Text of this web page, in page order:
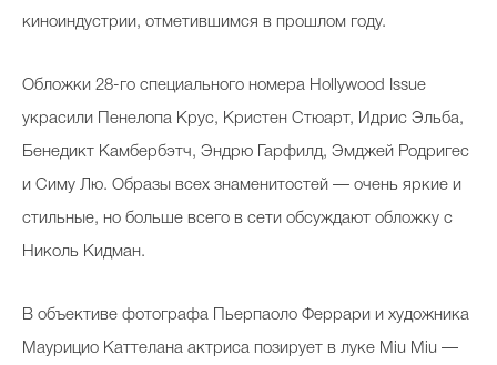
киноиндустрии, отметившимся в прошлом году.
Обложки 28-го специального номера Hollywood Issue
украсили Пенелопа Крус, Кристен Стюарт, Идрис Эльба,
Бенедикт Камбербэтч, Эндрю Гарфилд, Эмджей Родригес
и Симу Лю. Образы всех знаменитостей — очень яркие и
стильные, но больше всего в сети обсуждают обложку с
Николь Кидман.
В объективе фотографа Пьерпаоло Феррари и художника
Маурицио Каттелана актриса позирует в луке Miu Miu —